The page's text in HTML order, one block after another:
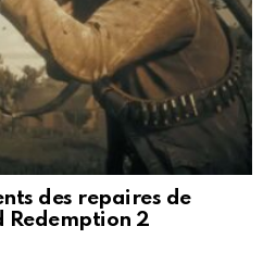
des repaires de
Redemption 2